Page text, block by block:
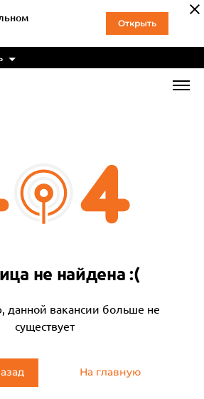
Открыть
не найдена :(
данной вакансии больше не
существует
На главную